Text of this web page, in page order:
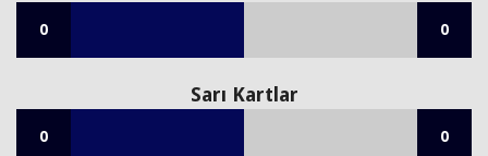
0 0
Sarı Kartlar
0 0